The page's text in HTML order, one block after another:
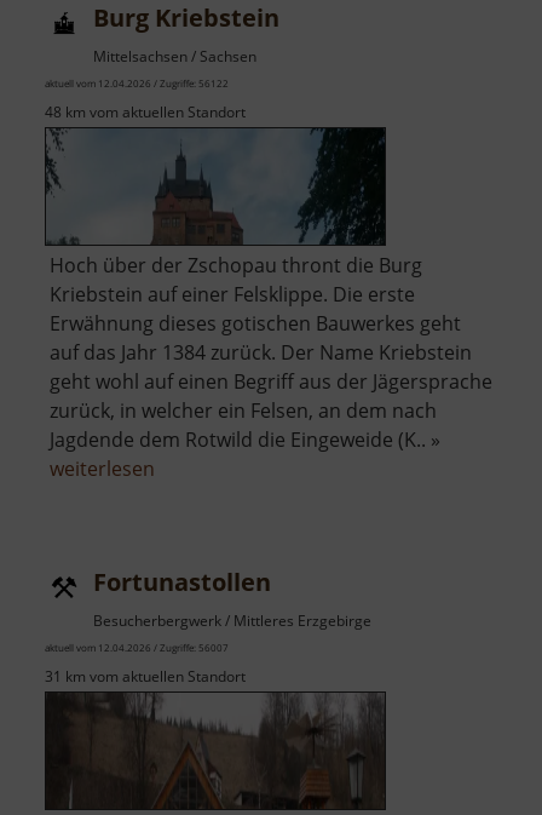
Burg Kriebstein
Mittelsachsen / Sachsen
aktuell vom 12.04.2026 / Zugriffe: 56122
48 km vom aktuellen Standort
Hoch über der Zschopau thront die Burg
Kriebstein auf einer Felsklippe. Die erste
Erwähnung dieses gotischen Bauwerkes geht
auf das Jahr 1384 zurück. Der Name Kriebstein
geht wohl auf einen Begriff aus der Jägersprache
zurück, in welcher ein Felsen, an dem nach
Jagdende dem Rotwild die Eingeweide (K.. »
weiterlesen
Fortunastollen
Besucherbergwerk / Mittleres Erzgebirge
aktuell vom 12.04.2026 / Zugriffe: 56007
31 km vom aktuellen Standort